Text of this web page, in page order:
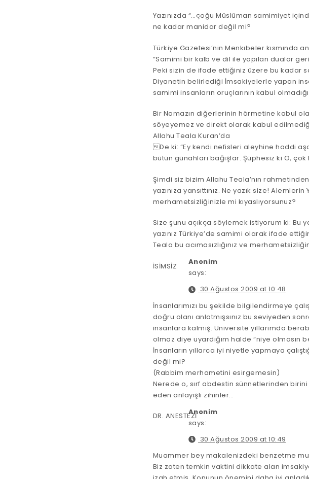
Yazınızda “…çoğu Müslüman samimiyet
ne kadar manidar değil mi?
Türkiye Gazetesi’nin Menkıbeler kısmında
“Samimi bir kalb ve dil ile yapılan dualar
Peki sizin de ifade ettiğiniz üzere bu kadar
Diyanetin belirlediği İmsakiyelerle yapan
samimi insanların oruçlarının kabul
Bir Namazın diğerlerinin hörmetine kabul
söyeyemez ve direkt olarak kabul
Allahu Teala Kuran’da
De ki: “Ey kendi nefisleri aleyhine haddi
bütün günahları bağışlar. Şüphesiz ki O,
Şimdi siz bizim Allahu Teala’nın
yazınıza yansıttınız. Ne yazık size!
merhametsizliğinizle mi kıyaslıyorsunuz?
Size şunu açıkça söylemek istiyorum ki: Bu
yazınız Türkiye’de samimi olarak ifade
Teala bu acımasızlığınız ve
İSİMSİZ
Anonim
says:
30 Ağustos 2009 at 10:48
İnsanlarımızı bu şekilde bilgilendirmeye
doğru olanı anlatmışsınız bu seviyeden
insanlara kalmış. Üniversite yıllarımda
olmaz diye uyardığım halde “niye olmasın
İnsanların yıllarca iyi niyetle yapmaya
değil mi?
(Rabbim merhametini esirgemesin)
Nerede o, sırf abdestin sünnetlerinden
eden anlayışlı zihinler…
DR. ANESTEZİAnonim
says:
30 Ağustos 2009 at 10:49
Muammer bey makalenizdeki benzetme
Biz zaten temkin vaktini dikkate alan